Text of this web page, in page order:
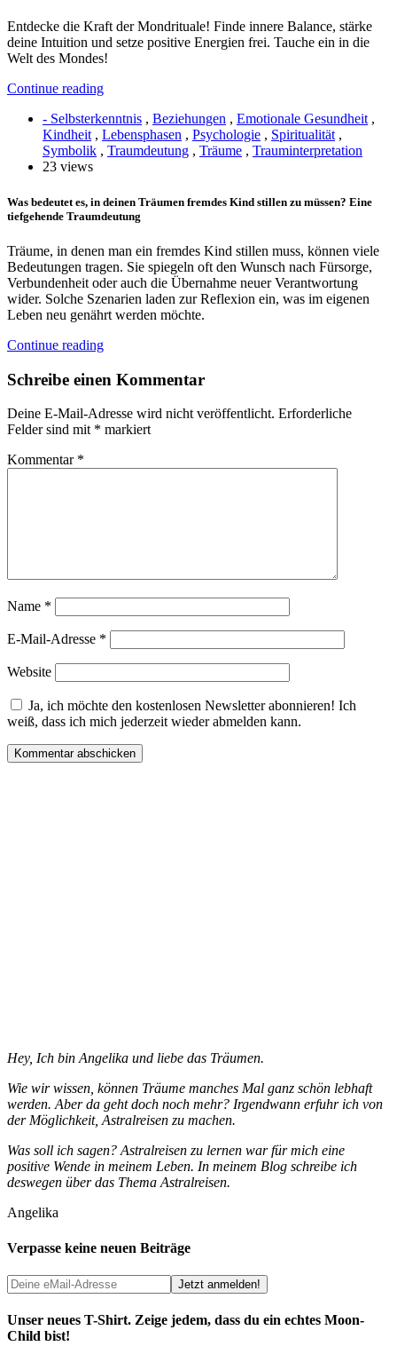
Entdecke die Kraft der Mondrituale! Finde innere Balance, stärke
deine Intuition und setze positive Energien frei. Tauche ein in die
Welt des Mondes!
Continue reading
- Selbsterkenntnis , Beziehungen , Emotionale Gesundheit,
Kindheit, Lebensphasen , Psychologie , Spiritualität,
Symbolik , Traumdeutung , Träume , Trauminterpretation
23 views
Was bedeutet es, in deinen Träumen fremdes Kind stillen zu müssen? Eine
tiefgehende Traumdeutung
Träume, in denen man ein fremdes Kind stillen muss, können viele
Bedeutungen tragen. Sie spiegeln oft den Wunsch nach Fürsorge,
Verbundenheit oder auch die Übernahme neuer Verantwortung
wider. Solche Szenarien laden zur Reflexion ein, was im eigenen
Leben neu genährt werden möchte.
Continue reading
Schreibe einen Kommentar
Deine E-Mail-Adresse wird nicht veröffentlicht. Erforderliche
Felder sind mit * markiert
Kommentar *
Name *
E-Mail-Adresse *
Website
Ja, ich möchte den kostenlosen Newsletter abonnieren! Ich
weiß, dass ich mich jederzeit wieder abmelden kann.
Hey, Ich bin Angelika und liebe das Träumen.
Wie wir wissen, können Träume manches Mal ganz schön lebhaft
werden. Aber da geht doch noch mehr? Irgendwann erfuhr ich von
der Möglichkeit, Astralreisen zu machen.
Was soll ich sagen? Astralreisen zu lernen war für mich eine
positive Wende in meinem Leben. In meinem Blog schreibe ich
deswegen über das Thema Astralreisen.
Angelika
Verpasse keine neuen Beiträge
Unser neues T-Shirt. Zeige jedem, dass du ein echtes Moon-
Child bist!